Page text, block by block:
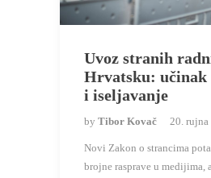
Uvoz stranih
Hrvatsku: učinak
i iseljavanje
by Tibor Kovač 20. rujna
Novi Zakon o strancima
brojne rasprave u medijima,